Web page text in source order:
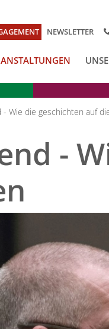
NEWSLETTER
- Wie die geschichten auf
-